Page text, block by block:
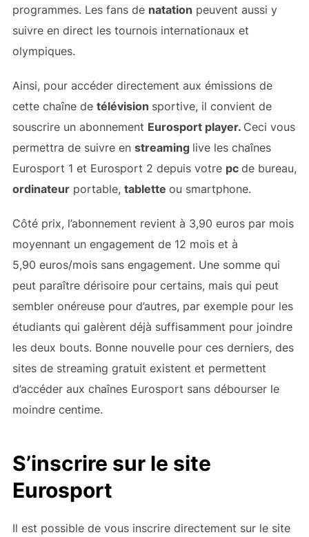
programmes. Les fans de natation peuvent aussi y
suivre en direct les tournois internationaux et
olympiques.
Ainsi, pour accéder directement aux émissions de
cette chaîne de télévision sportive, il convient de
souscrire un abonnement Eurosport player. Ceci vous
permettra de suivre en streaming live les chaînes
Eurosport 1 et Eurosport 2 depuis votre pc de bureau,
ordinateurportable, tablette ou smartphone.
Côté prix, l’abonnement revient à 3,90 euros par mois
moyennant un engagement de 12 mois et à
5,90 euros/mois sans engagement. Une somme qui
peut paraître dérisoire pour certains, mais qui peut
sembler onéreuse pour d’autres, par exemple pour les
étudiants qui galèrent déjà suffisamment pour joindre
les deux bouts. Bonne nouvelle pour ces derniers, des
sites de streaming gratuit existent et permettent
d’accéder aux chaînes Eurosport sans débourser le
moindre centime.
S’inscrire sur le site
Eurosport
Il est possible de vous inscrire directement sur le site